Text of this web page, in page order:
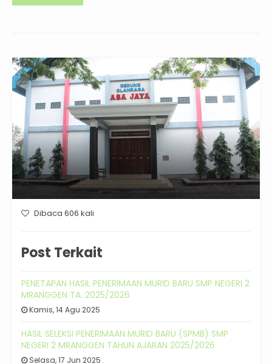
Dibaca 606 kali
Post Terkait
PENETAPAN HASIL PENERIMAAN MURID BARU SMP NEGERI 2
MRANGGEN TA. 2025/2026
Kamis, 14 Agu 2025
HASIL SELEKSI PENERIMAAN MURID BARU (SPMB) SMP
NEGERI 2 MRANGGEN TAHUN AJARAN 2025/2026
Selasa, 17 Jun 2025